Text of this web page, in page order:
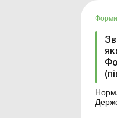
Форми